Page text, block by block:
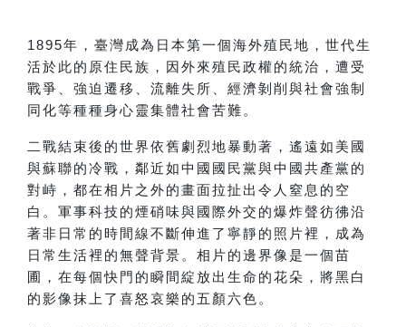
1895年，臺灣成為日本第一個海外殖民地，世代生
活於此的原住民族，因外來殖民政權的統治，遭受
戰爭、強迫遷移、流離失所、經濟剝削與社會強制
同化等種種身心靈集體社會苦難。
二戰結束後的世界依舊劇烈地暴動著，遙遠如美國
與蘇聯的冷戰，鄰近如中國國民黨與中國共產黨的
對峙，都在相片之外的畫面拉扯出令人窒息的空
白。軍事科技的煙硝味與國際外交的爆炸聲彷彿沿
著非日常的時間線不斷伸進了寧靜的照片裡，成為
日常生活裡的無聲背景。相片的邊界像是一個苗
圃，在每個快門的瞬間綻放出生命的花朵，將黑白
的影像抹上了喜怒哀樂的五顏六色。